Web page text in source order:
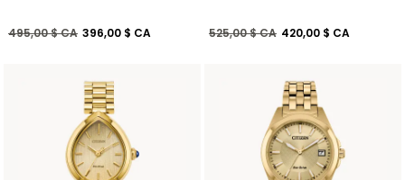
Prix réduit de
495,00 $ CAà396,00 $ CA Prix réduit de
525,00 $ CAà420,00 $ CA